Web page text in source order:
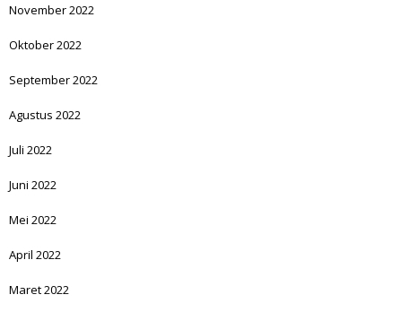
November 2022
Oktober 2022
September 2022
Agustus 2022
Juli 2022
Juni 2022
Mei 2022
April 2022
Maret 2022